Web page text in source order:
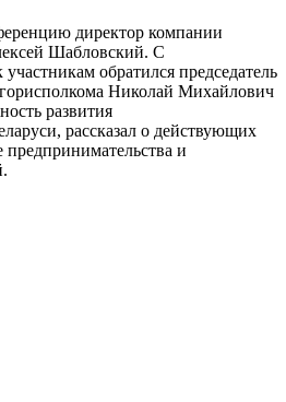
директор компании
Шабловский. С
обратился председатель
Николай Михайлович
развития
рассказал о действующих
и